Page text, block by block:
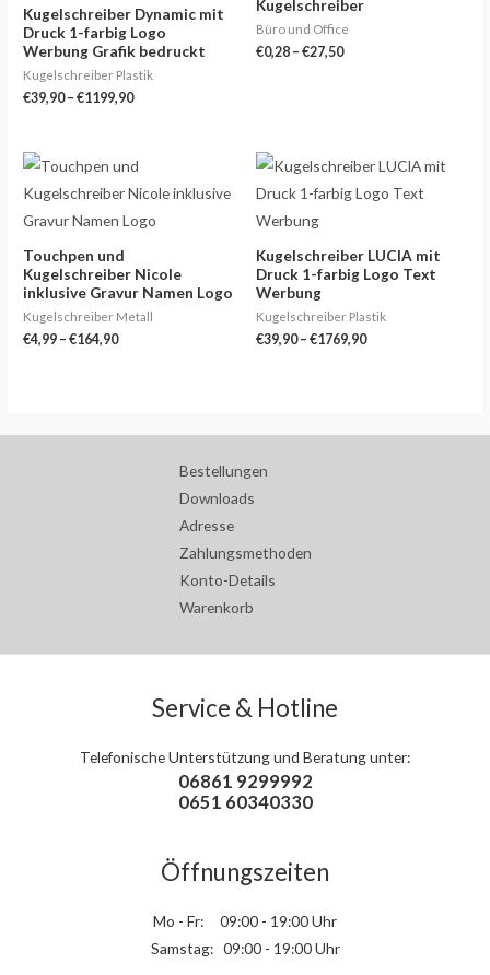
Kugelschreiber Dynamic mit
Druck 1-farbig Logo
Werbung Grafik bedruckt
Kugelschreiber Plastik
€39,90–€1199,90
Kugelschreiber
Büro und Office
€0,28 – €27,50
Touchpen und
Kugelschreiber Nicole
inklusive Gravur Namen Logo
Kugelschreiber Metall
€4,99 –€164,90
Preisspanne:
€4,99
bis
Kugelschreiber LUCIA mit
Druck 1-farbig Logo Text
Werbung
Kugelschreiber Plastik
€39,90 – €1769,90
Preisspanne:
€39,90
bis
Bestellungen
Downloads
Adresse
Zahlungsmethoden
Konto-Details
Warenkorb
Service & Hotline
Telefonische Unterstützung und Beratung unter:
06861 9299992
0651 60340330
Öffnungszeiten
Mo - Fr: 09:00 - 19:00 Uhr
Samstag: 09:00 - 19:00 Uhr